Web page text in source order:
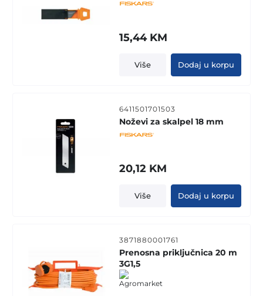
15,44 KM
Više Dodaj u korpu
6411501701503
Noževi za skalpel 18 mm
20,12 KM
Više Dodaj u korpu
3871880001761
Prenosna priključnica 20 m
3G1,5